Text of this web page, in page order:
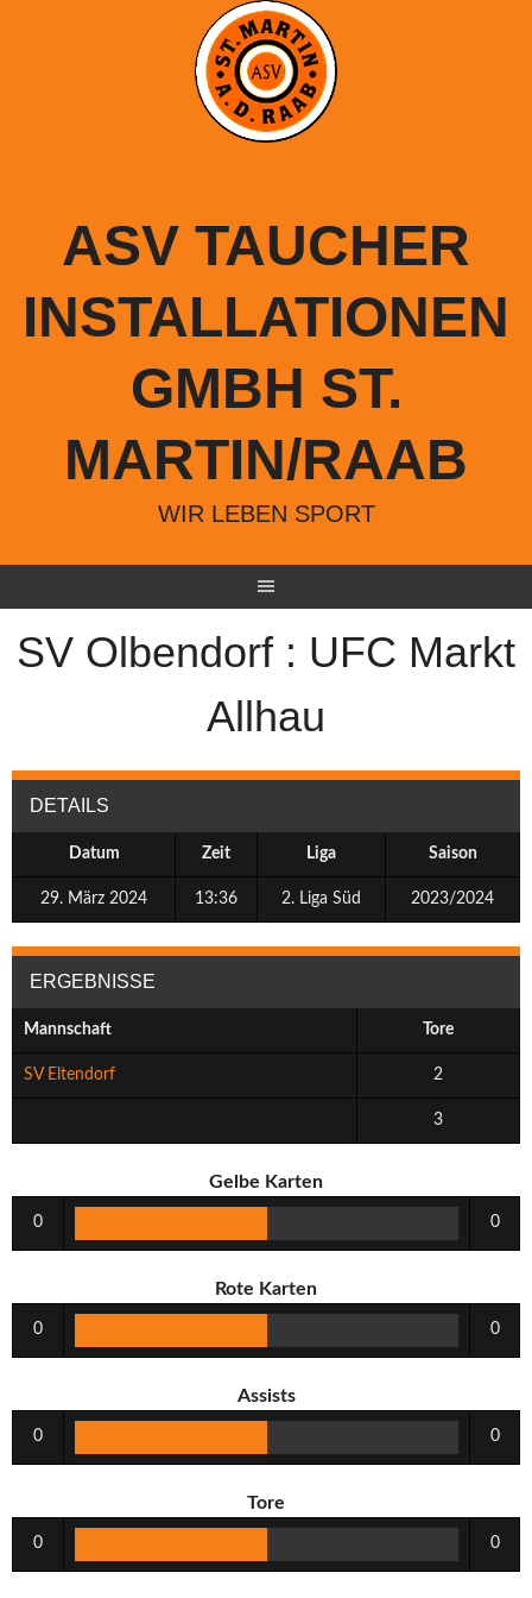
ASV TAUCHER
INSTALLATIONEN
GMBH ST.
MARTIN/RAAB
WIR LEBEN SPORT
SV Olbendorf : UFC Markt
Allhau
DETAILS
Datum Zeit Liga Saison
29. März 2024 13:36 2. Liga Süd 2023/2024
ERGEBNISSE
Mannschaft Tore
SV Eltendorf 2
3
Gelbe Karten
0 0
Rote Karten
0 0
Assists
0 0
Tore
0 0